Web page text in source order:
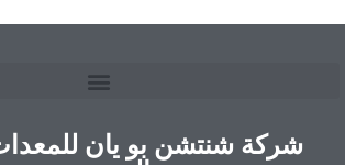
شركة شنتشن بو يان